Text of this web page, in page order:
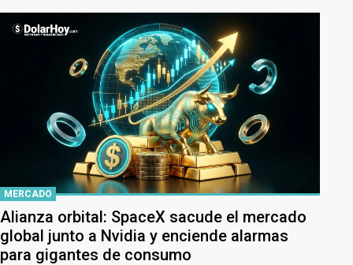
MERCADO
Alianza orbital: SpaceX sacude el mercado
global junto a Nvidia y enciende alarmas
para gigantes de consumo